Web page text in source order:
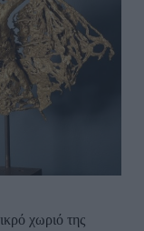
χωριό της